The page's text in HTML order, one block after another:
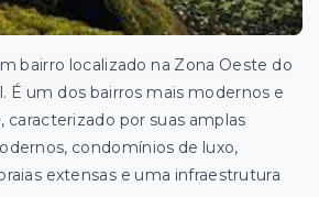
bairro localizado na Zona Oeste do
É um dos bairros mais modernos e
caracterizado por suas amplas
condomínios de luxo,
extensas e uma infraestrutura